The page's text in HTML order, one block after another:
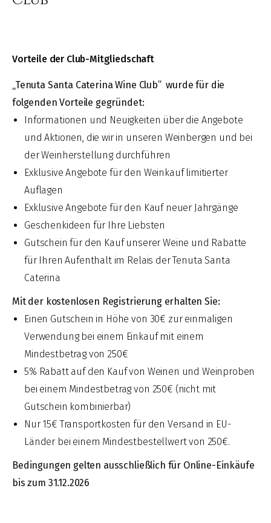
Vorteile der Club-Mitgliedschaft
„Tenuta Santa Caterina Wine Club” wurde für die
folgenden Vorteile gegründet:
Informationen und Neuigkeiten über die Angebote
und Aktionen, die wir in unseren Weinbergen und bei
der Weinherstellung durchführen
Exklusive Angebote für den Weinkauf limitierter
Auflagen
Exklusive Angebote für den Kauf neuer Jahrgänge
Geschenkideen für Ihre Liebsten
Gutschein für den Kauf unserer Weine und Rabatte
für Ihren Aufenthalt im Relais der Tenuta Santa
Caterina
Mit der kostenlosen Registrierung erhalten Sie:
Einen Gutschein in Höhe von 30€ zur einmaligen
Verwendung bei einem Einkauf mit einem
Mindestbetrag von 250€
5% Rabatt auf den Kauf von Weinen und Weinproben
bei einem Mindestbetrag von 250€ (nicht mit
Gutschein kombinierbar)
Nur 15€ Transportkosten für den Versand in EU-
Länder bei einem Mindestbestellwert von 250€.
Bedingungen gelten ausschließlich für Online-Einkäufe
bis zum 31.12.2026